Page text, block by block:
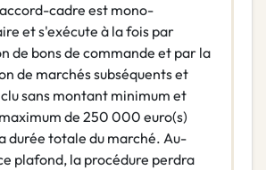
cadre est mono-
et s'exécute à la fois par
de bons de commande et par la
de marchés subséquents et
sans montant minimum et
de 250 000 euro(s)
durée totale du marché. Au-
plafond, la procédure perdra